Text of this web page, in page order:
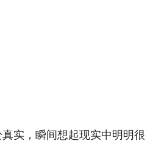
实，瞬间想起现实中明明很